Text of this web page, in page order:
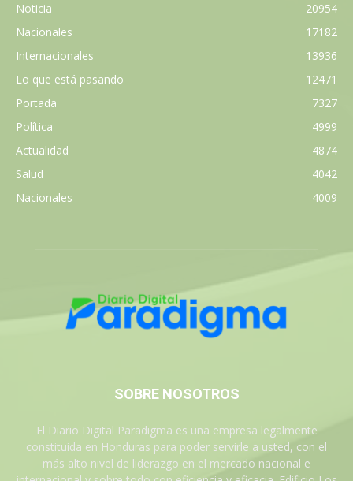
Noticia
20954
Nacionales
17182
Internacionales
13936
Lo que está pasando
12471
Portada
7327
Política
4999
Actualidad
4874
Salud
4042
Nacionales
4009
SOBRE NOSOTROS
El Diario Digital Paradigma es una empresa legalmente
constituida en Honduras para poder servirle a usted, con el
más alto nivel de liderazgo en el mercado nacional e